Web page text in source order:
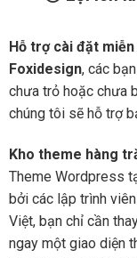
Hỗ trợ cài đặt miễn
Foxidesign, các
chưa trỏ hoặc chưa
chúng tôi sẽ hỗ trợ
Kho theme hàng
Theme Wordpress
bởi các lập trình
Việt, bạn chỉ cần
ngay một giao diện